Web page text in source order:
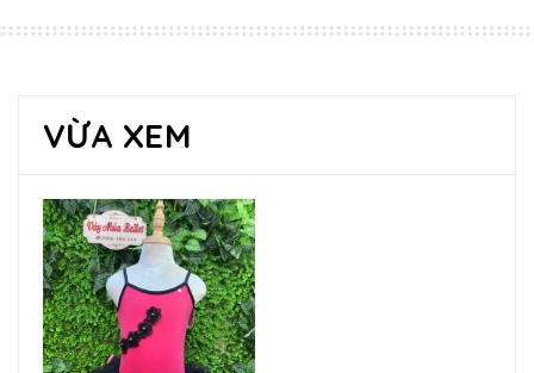
VỪA XEM